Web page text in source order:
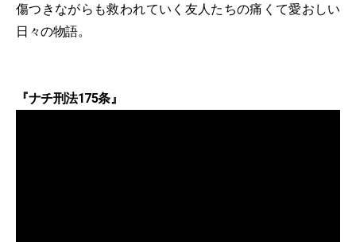
傷つきながらも救われていく友人たちの痛くて愛おしい
日々の物語。
『ナチ刑法175条』